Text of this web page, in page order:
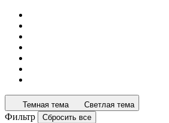
Темная тема Светлая тема
Фильтр Сбросить все